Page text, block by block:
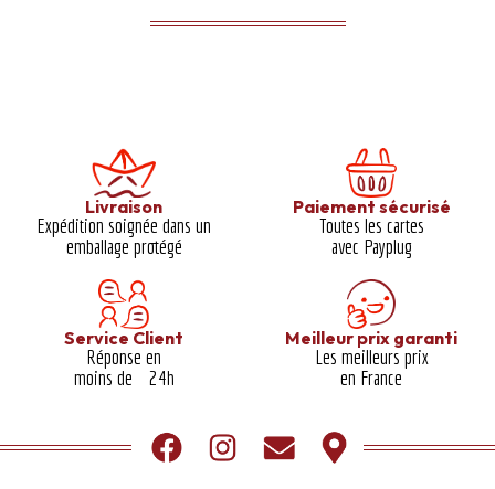
Livraison
Expédition soignée dans un
emballage protégé​
Paiement sécurisé
Toutes les cartes
avec Payplug
Service Client
Réponse en
moins de 24h
Meilleur prix garanti​
Les meilleurs prix
en France